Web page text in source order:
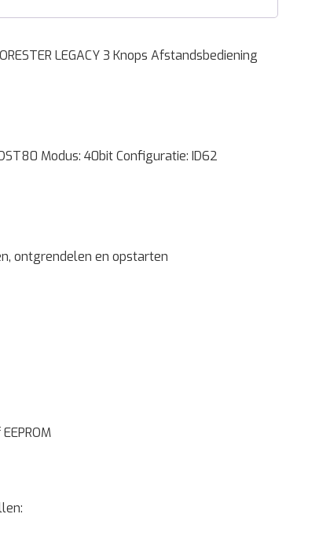
LEGACY 3 Knops Afstandsbediening
Modus: 40bit Configuratie: ID62
ontgrendelen en opstarten